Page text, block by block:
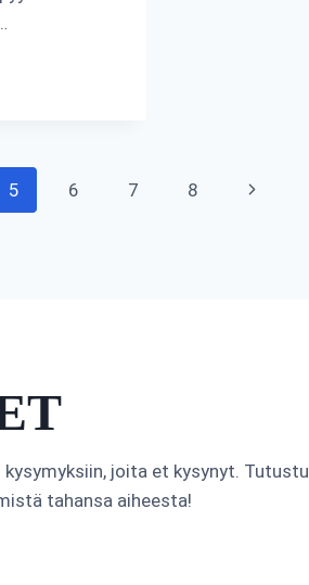
5 6 7 8
Seuraava
joita et kysynyt. Tutustu
tahansa aiheesta!